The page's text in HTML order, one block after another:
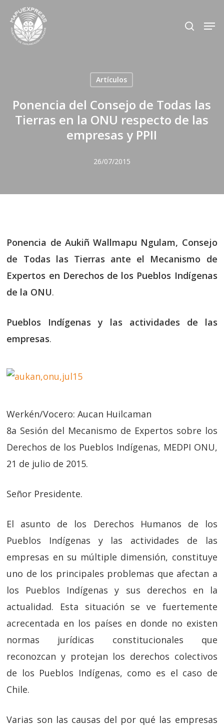
main
search
Artículos
Ponencia del Consejo de Todas las
Tierras en la ONU respecto de las
empresas y PPII
26/07/2015
Ponencia de Aukiñ Wallmapu Ngulam, Consejo
de Todas las Tierras ante el Mecanismo de
Expertos en Derechos de los Pueblos Indígenas
de la ONU.
Pueblos Indígenas y las actividades de las
empresas.
Werkén/Vocero: Aucan Huilcaman
8a Sesión del Mecanismo de Expertos sobre los
Derechos de los Pueblos Indígenas, MEDPI ONU,
21 de julio de 2015.
Señor Presidente.
El asunto de los Derechos Humanos de los
Pueblos Indígenas y las actividades de las
empresas en su múltiple dimensión, constituye
uno de los principales problemas que afectan a
los Pueblos Indígenas y sus derechos en la
actualidad. Esta situación se ve fuertemente
acrecentada en los países en donde no existen
normas jurídicas constitucionales que
reconozcan y protejan los derechos colectivos
de los Pueblos Indígenas, como es el caso de
Chile.
Varias son las causas del por qué las empresas
Close